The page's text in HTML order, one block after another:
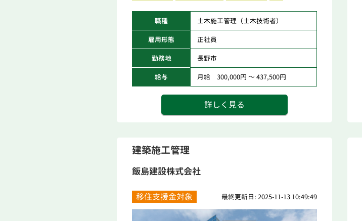
職種 土木施工管理（土木技術者）
雇用形態 正社員
勤務地 長野市
給与 月給 300,000円 ～ 437,500円
詳しく見る
建築施工管理
飯島建設株式会社
移住支援金対象 最終更新日: 2025-11-13 10:49:49